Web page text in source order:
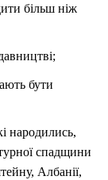
більш ніж
бути
народились,
спадщини
Албанії,